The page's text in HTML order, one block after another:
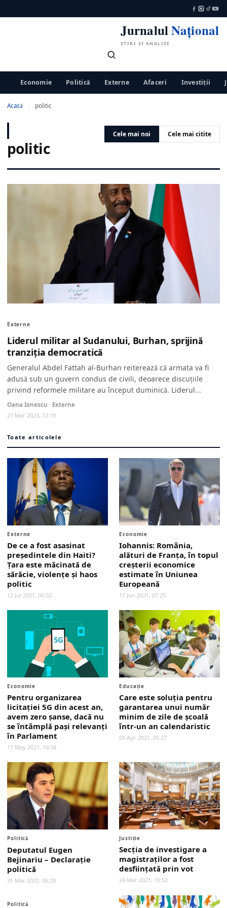
JurnalulNațional
ȘTIRI ȘI ANALIZE
Economie Politică Externe Afaceri Investiții
Acasă › politic
politic
Cele mai noi Cele mai citite
Externe
Liderul militar al Sudanului, Burhan, sprijină
tranziția democratică
Generalul Abdel Fattah al-Burhan reiterează că armata va fi
adusă sub un guvern condus de civili, deoarece discuțiile
privind reformele militare au început duminică. Liderul...
Oana Ionescu · Externe
27 Mar 2023, 12:19
Toate articolele
Externe
De ce a fost asasinat
președintele din Haiti?
Țara este măcinată de
sărăcie, violențe și haos
politic
12 Jul 2021, 06:02
Economie
Iohannis: România,
alături de Franţa, în topul
creşterii economice
estimate în Uniunea
Europeană
17 Jun 2021, 07:25
Economie
Pentru organizarea
licitaţiei 5G din acest an,
avem zero şanse, dacă nu
se întâmplă paşi relevanţi
în Parlament
17 May 2021, 10:58
Educaţie
Care este soluţia pentru
garantarea unui număr
minim de zile de şcoală
într-un an calendaristic
09 Apr 2021, 05:27
Politică
Deputatul Eugen
Bejinariu – Declaraţie
politică
31 Mar 2021, 06:29
Justiţie
Secţia de investigare a
magistraţilor a fost
desfiinţată prin vot
24 Mar 2021, 10:52
Politică